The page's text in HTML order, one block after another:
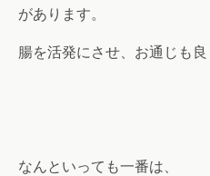
があります。
腸を活発にさせ、お通じも良
なんといっても一番は、